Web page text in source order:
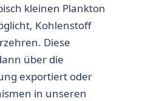
kleinen Plankton
Kohlenstoff
Diese
über die
exportiert oder
in unseren